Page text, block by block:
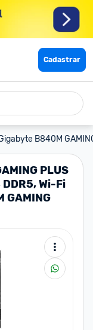
Cadastrar
B840M
PLUS
Wi-Fi